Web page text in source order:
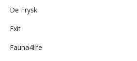
De Frysk
Exit
Fauna4life